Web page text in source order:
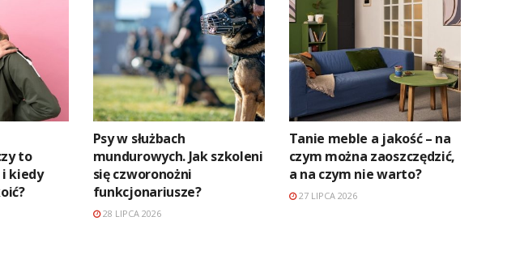
to
kiedy
Psy w służbach
mundurowych. Jak szkoleni
się czworonożni
funkcjonariusze?
28 LIPCA 2026
Tanie meble a jakość – na
czym można zaoszczędzić,
a na czym nie warto?
27 LIPCA 2026